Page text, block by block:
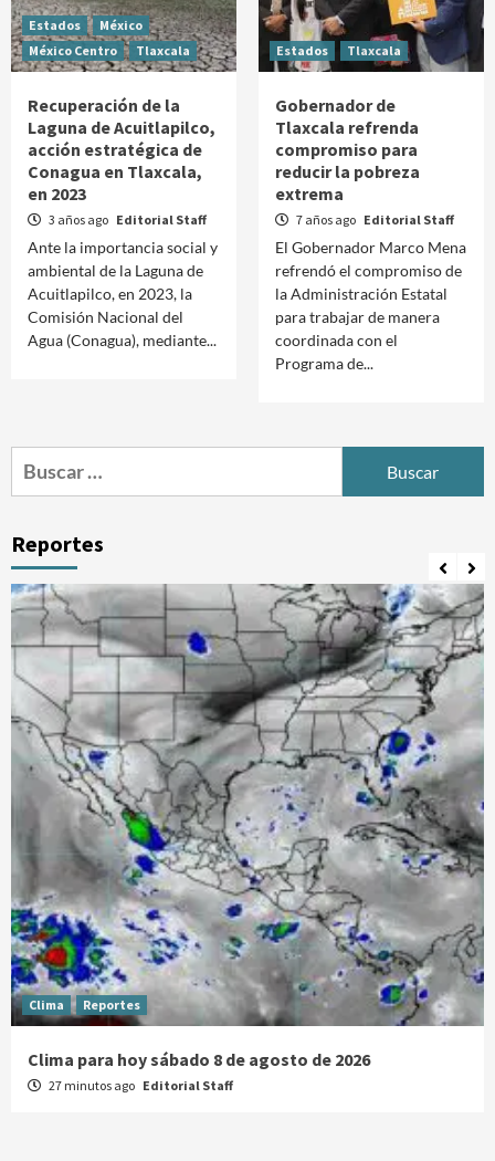
Estados
México
México Centro
Tlaxcala
Recuperación de la
Laguna de Acuitlapilco,
acción estratégica de
Conagua en Tlaxcala,
en 2023
3 años ago Editorial Staff
Ante la importancia social y
ambiental de la Laguna de
Acuitlapilco, en 2023, la
Comisión Nacional del
Agua (Conagua), mediante...
Estados Tlaxcala
Gobernador de
Tlaxcala refrenda
compromiso para
reducir la pobreza
extrema
7 años ago Editorial Staff
El Gobernador Marco Mena
refrendó el compromiso de
la Administración Estatal
para trabajar de manera
coordinada con el
Programa de...
Buscar:
Reportes
Clima Reportes
Clima para hoy sábado 8 de agosto de 2026
27 minutos ago Editorial Staff